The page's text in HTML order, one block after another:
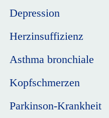
Depression
Herzinsuffizienz
Asthma bronchiale
Kopfschmerzen
Parkinson-Krankheit